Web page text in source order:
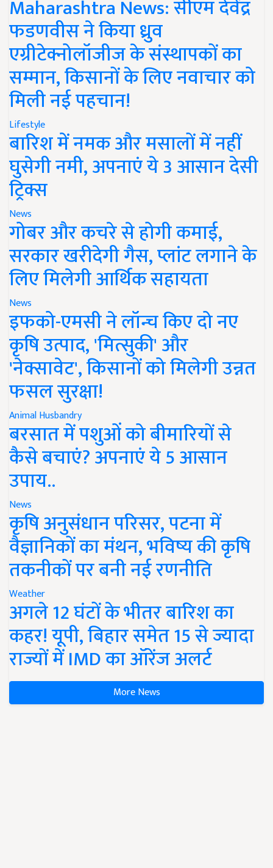
Maharashtra News: सीएम देवेंद्र
फडणवीस ने किया ध्रुव
एग्रीटेक्नोलॉजीज के संस्थापकों का
सम्मान, किसानों के लिए नवाचार को
मिली नई पहचान!
Lifestyle
बारिश में नमक और मसालों में नहीं
घुसेगी नमी, अपनाएं ये 3 आसान देसी
ट्रिक्स
News
गोबर और कचरे से होगी कमाई,
सरकार खरीदेगी गैस, प्लांट लगाने के
लिए मिलेगी आर्थिक सहायता
News
इफको-एमसी ने लॉन्च किए दो नए
कृषि उत्पाद, 'मित्सुकी' और
'नेक्सावेट', किसानों को मिलेगी उन्नत
फसल सुरक्षा!
Animal Husbandry
बरसात में पशुओं को बीमारियों से
कैसे बचाएं? अपनाएं ये 5 आसान
उपाय..
News
कृषि अनुसंधान परिसर, पटना में
वैज्ञानिकों का मंथन, भविष्य की कृषि
तकनीकों पर बनी नई रणनीति
Weather
अगले 12 घंटों के भीतर बारिश का
कहर! यूपी, बिहार समेत 15 से ज्यादा
राज्यों में IMD का ऑरेंज अलर्ट
More News